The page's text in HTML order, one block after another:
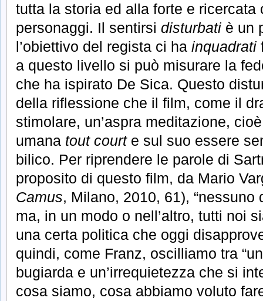
tutta la storia ed alla forte e ricercata
personaggi. Il sentirsi disturbati è un
l’obiettivo del regista ci ha inquadrati
a questo livello si può misurare la
che ha ispirato De Sica. Questo
della riflessione che il film, come il
stimolare, un’aspra meditazione,
umana tout courte sul suo essere
bilico. Per riprendere le parole di
proposito di questo film, da Mario
Camus, Milano, 2010, 61),
ma, in un modo o nell’altro, tutti noi
una certa politica che oggi
quindi, come Franz, oscilliamo tra
bugiarda e un’irrequietezza che si
cosa siamo, cosa abbiamo voluto